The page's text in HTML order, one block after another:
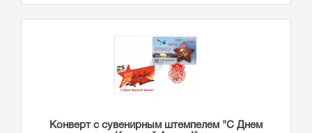
Конверт с сувенирным штемпелем "С Днем